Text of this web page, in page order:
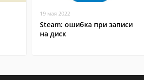
19 мая 2022
Steam: ошибка при записи
на диск